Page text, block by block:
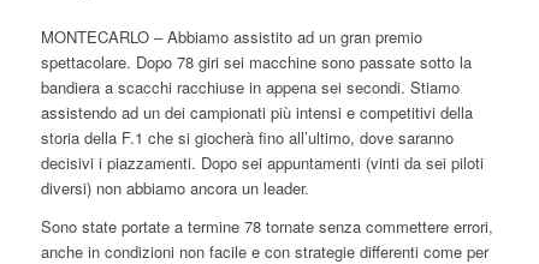
MONTECARLO – Abbiamo assistito ad un gran premio
spettacolare. Dopo 78 giri sei macchine sono passate sotto la
bandiera a scacchi racchiuse in appena sei secondi. Stiamo
assistendo ad un dei campionati più intensi e competitivi della
storia della F.1 che si giocherà fino all’ultimo, dove saranno
decisivi i piazzamenti. Dopo sei appuntamenti (vinti da sei piloti
diversi) non abbiamo ancora un leader.
Sono state portate a termine 78 tornate senza commettere errori,
anche in condizioni non facile e con strategie differenti come per